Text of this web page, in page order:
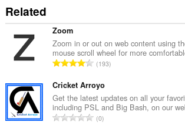
Related
Zoom
Zoom in or out on web content using
mouse scroll wheel for more
T
t
a
l
t
193
Cricket Arroyo
Get the latest updates on all your
including PSL and Big Bash, on our
T0